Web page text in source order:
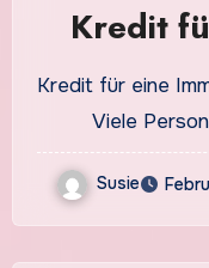
Kredit
Kredit für eine
Viele
Susie